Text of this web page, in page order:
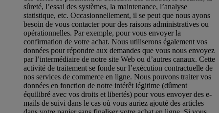
sûreté, l’essai des systèmes, la maintenance, l’analyse
statistique, etc. Occasionnellement, il se peut que nous ayons
besoin de vous contacter pour des raisons administratives ou
opérationnelles. Par exemple, pour vous envoyer la
confirmation de votre achat. Nous utiliserons également vos
données pour répondre aux demandes que vous nous envoyez
par l’intermédiaire de notre site Web ou d’autres canaux. Cette
activité de traitement se fonde sur l’exécution contractuelle de
nos services de commerce en ligne. Nous pouvons traiter vos
données en fonction de notre intérêt légitime (dûment
équilibré avec vos droits et libertés) pour vous envoyer des e-
mails de suivi dans le cas où vous auriez ajouté des articles